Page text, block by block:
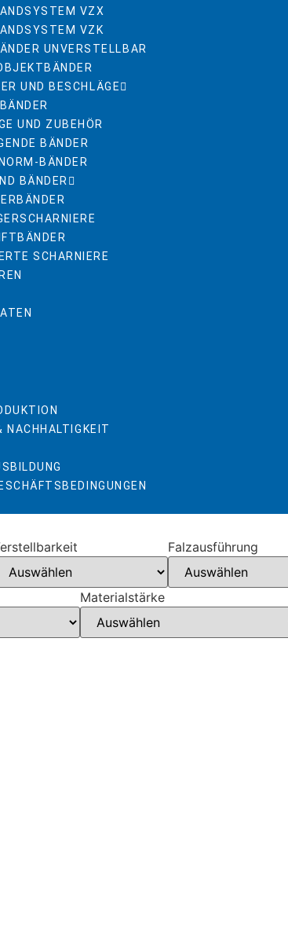
VZX
VZK
UNVERSTELLBAR
UND BESCHLÄGE
UND ZUBEHÖR
BÄNDER
BÄNDER
BÄNDER
SCHARNIERE
NACHHALTIGKEIT
Falzausführung
Materialstärke